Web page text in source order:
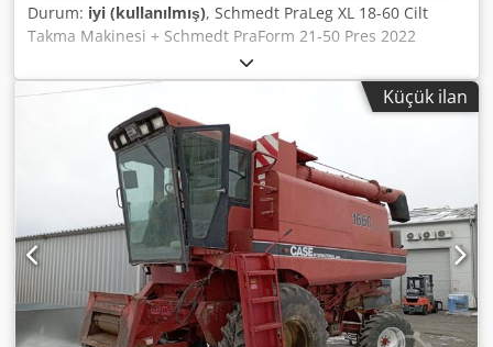
Durum: iyi (kullanılmış), Schmedt PraLeg XL 18-60 Cilt
Takma Makinesi + Schmedt PraForm 21-50 Pres 2022
üretimi. Schmedt PraLeg XL 18-60 Kitap Blok Takma
Makinesi Makine iyi durumda, kullanıma hazır. Makine,
kitap bloğunu hazırlanmış sert kapağa takar. İki yapıştırıcı
ünitesi, düzgün yapışkan kalınlığı ayarı. Format: Blok
yüksekliği: 80 – 450 mm Blok genişliği: 110 – 450 mm Blok
kalınlığı: 2 – 80 mm Üretim hızı: yaklaşık 200 – 300
adet/saat Güç: 230V Ağırlık: 300 kg Almanya üretimi.
Schmedt PraForm 21-50 Kitap Presi Oyuk açma üniteli kitap
presi. Schmedt, Almanya üretimi. Makine çok iyi durumda
ve üretime hazır. Codozdazbopfx Abrjha Teknik özellikler:
Maksimum format: 420 x 520 x 100 mm Ağırlık: 220 kg Güç:
230 V + basınçlı hava. Fiyat, iki makineden oluşan set
içindir.
Küçük ilan